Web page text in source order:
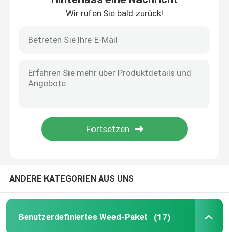
Kontaktiere uns
Benutzerdefiniertes Weed-Paket
Wir rufen Sie bald zurück!
ANDERE KATEGORIEN AUS UNS
Benutzerdefiniertes Weed-Paket (17)